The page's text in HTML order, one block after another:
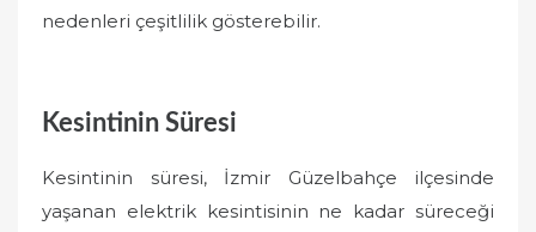
nedenleri çeşitlilik gösterebilir.
Kesintinin Süresi
Kesintinin süresi, İzmir Güzelbahçe ilçesinde
yaşanan elektrik kesintisinin ne kadar süreceği